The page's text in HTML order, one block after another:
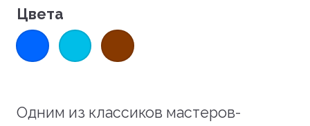
Цвета
Одним из классиков мастеров-